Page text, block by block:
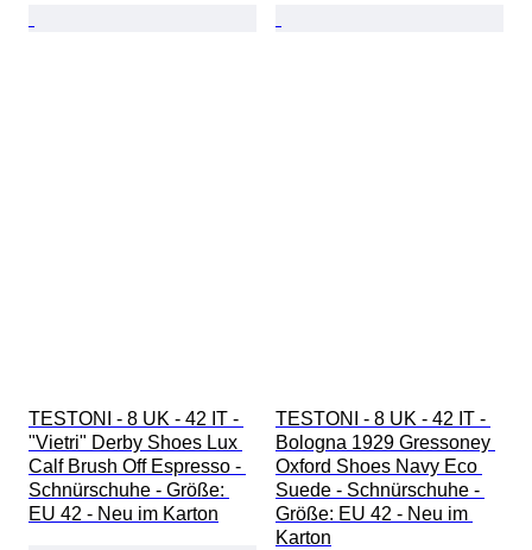
TESTONI - 8 UK - 42 IT -
"Vietri" Derby Shoes Lux
Calf Brush Off Espresso -
Schnürschuhe - Größe:
EU 42 - Neu im Karton
TESTONI - 8 UK - 42 IT -
Bologna 1929 Gressoney
Oxford Shoes Navy Eco
Suede - Schnürschuhe -
Größe: EU 42 - Neu im
Karton